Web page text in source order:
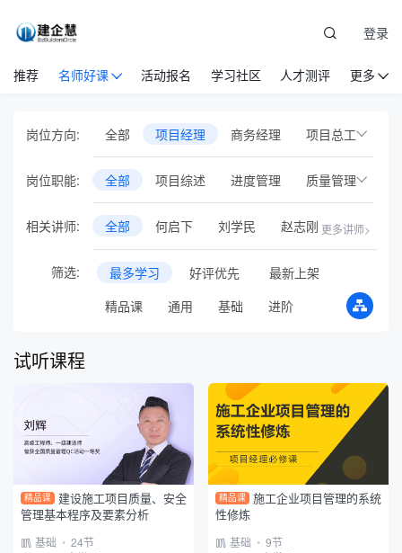
推荐 名师好课 活动报名 学习社区 人才测评 更多
登录
岗位方向: 全部 项目经理 商务经理
项目总工
EPC项目管理
国际工程管理
工程项目基础岗位
人力资源管理
企业管理
市场营销
建筑业财税
新员工培训
通识管理
专项培训
AI人工智能
试验员
投融资
测量员
政府平台
建设单位
项目班组
岗位职能: 全部 项目综述 进度管理
质量管理
风险管控
沟通协调
案例课
安全管理
审计管理
绿色施工
综合管理
收尾管理
相关讲师: 全部 何启下 刘学民
赵志刚 更多讲师>
筛选: 最多学习 好评优先
最新上架
精品课
通用 基础 进阶
试听课程
精品课 建设施工项目质量、安全
管理基本程序及要素分析
基础 • 24节
精品课 施工企业项目管理的系统
性修炼
基础 • 9节